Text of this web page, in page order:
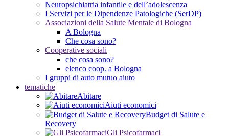
Neuropsichiatria infantile e dell’adolescenza
I Servizi per le Dipendenze Patologiche (SerDP)
Associazioni della Salute Mentale di Bologna
A Bologna
Che cosa sono?
Cooperative sociali
che cosa sono?
elenco coop. a Bologna
I gruppi di auto mutuo aiuto
tematiche
Abitare
Aiuti economici
Budget di Salute e
Recovery
Gli Psicofarmaci